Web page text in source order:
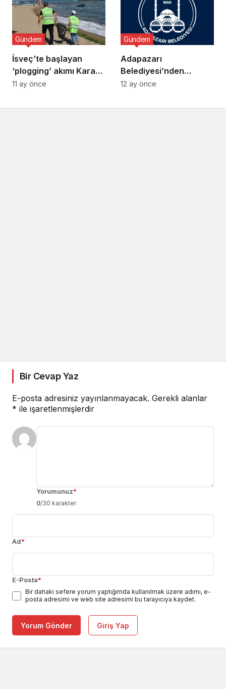
yola çıkan Sumud
Filosuna destek olmak
için bir araya geliyor
İsveç’te başlayan
‘plogging’ akımı Karasu
Sahili’ne ulaştı: Elde
Gündem
11 ay önce
Adapazarı
Belediyesi’nden
Dolandırıcılık Uyarısı
Gündem
12 ay önce
Bir Cevap Yaz
E-posta adresiniz yayınlanmayacak. Gerekli alanlar
* ile işaretlenmişlerdir
Yorumunuz*
0/30 karakter
Ad*
E-Posta*
Bir dahaki sefere yorum yaptığımda kullanılmak üzere adımı, e-
posta adresimi ve web site adresimi bu tarayıcıya kaydet.
Yorum Gönder Giriş Yap